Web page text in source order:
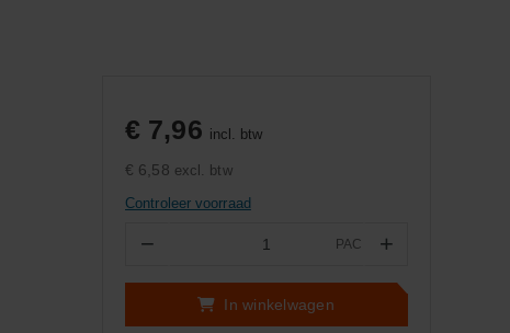
€ 7,96 incl. btw
€ 6,58 excl. btw
Controleer voorraad
− PAC +
In winkelwagen